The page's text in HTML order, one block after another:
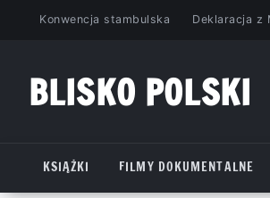
PrzejdźKonwencja stambulska Deklaracja z
BLISKO POLSKI
KSIĄŻKI
FILMY DOKUMENTALNE